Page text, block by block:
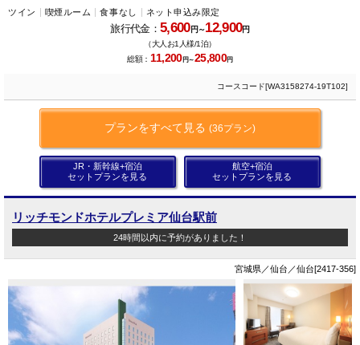
ツイン 喫煙ルーム 食事なし ネット申込み限定
旅行代金： 5,600円～12,900円
（大人お1人様/1泊）
総額： 11,200円～25,800円
コースコード[WA3158274-19T102]
プランをすべて見る (36プラン)
JR・新幹線+宿泊
セットプランを見る
航空+宿泊
セットプランを見る
リッチモンドホテルプレミア仙台駅前
24時間以内に予約がありました！
宮城県／仙台／仙台[2417-356]